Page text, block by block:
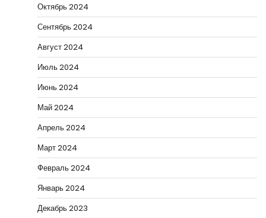
Октябрь 2024
Сентябрь 2024
Август 2024
Июль 2024
Июнь 2024
Май 2024
Апрель 2024
Март 2024
Февраль 2024
Январь 2024
Декабрь 2023